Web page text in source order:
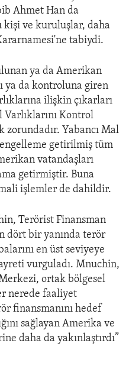
Ahmet Han da
kişi ve kuruluşlar, daha
tabiydi.
ya da Amerikan
ya da kontroluna giren
ilişkin çıkarları
Kontrol
Yabancı Mal
getirilmiş tüm
vatandaşları
getirmiştir. Buna
işlemler de dahildir.
Terörist Finansman
dört bir yanında terör
en üst seviyeye
vurguladı. Mnuchin,
ortak bölgesel
nerede faaliyet
finansmanını hedef
sağlayan Amerika ve
daha da yakınlaştırdı”